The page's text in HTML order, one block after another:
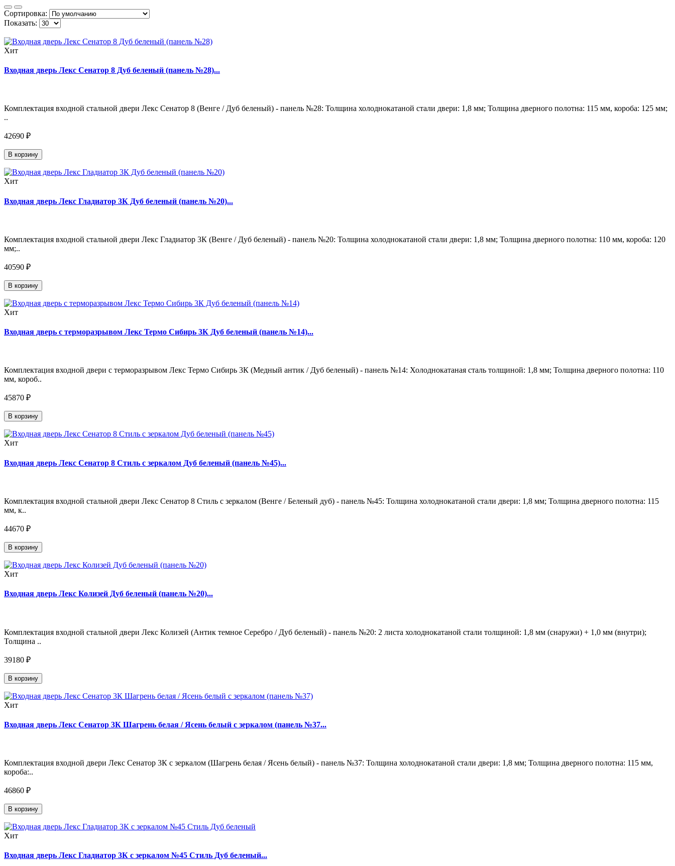
Сортировка:
Показать:
Хит
Входная дверь Лекс Сенатор 8 Дуб беленый (панель №28)...
Комплектация входной стальной двери Лекс Сенатор 8 (Венге / Дуб беленый) - панель №28: Толщина холоднокатаной стали двери: 1,8 мм; Толщина дверного полотна: 115 мм, короба: 125 мм;
..
42690 ₽
В корзину
Хит
Входная дверь Лекс Гладиатор 3К Дуб беленый (панель №20)...
Комплектация входной стальной двери Лекс Гладиатор 3К (Венге / Дуб беленый) - панель №20: Толщина холоднокатаной стали двери: 1,8 мм; Толщина дверного полотна: 110 мм, короба: 120
мм;..
40590 ₽
В корзину
Хит
Входная дверь с терморазрывом Лекс Термо Сибирь 3К Дуб беленый (панель №14)...
Комплектация входной двери с терморазрывом Лекс Термо Сибирь 3К (Медный антик / Дуб беленый) - панель №14: Холоднокатаная сталь толщиной: 1,8 мм; Толщина дверного полотна: 110
мм, короб..
45870 ₽
В корзину
Хит
Входная дверь Лекс Сенатор 8 Стиль с зеркалом Дуб беленый (панель №45)...
Комплектация входной стальной двери Лекс Сенатор 8 Стиль с зеркалом (Венге / Беленый дуб) - панель №45: Толщина холоднокатаной стали двери: 1,8 мм; Толщина дверного полотна: 115
мм, к..
44670 ₽
В корзину
Хит
Входная дверь Лекс Колизей Дуб беленый (панель №20)...
Комплектация входной стальной двери Лекс Колизей (Антик темное Серебро / Дуб беленый) - панель №20: 2 листа холоднокатаной стали толщиной: 1,8 мм (снаружи) + 1,0 мм (внутри);
Толщина ..
39180 ₽
В корзину
Хит
Входная дверь Лекс Сенатор 3К Шагрень белая / Ясень белый с зеркалом (панель №37...
Комплектация входной двери Лекс Сенатор 3К с зеркалом (Шагрень белая / Ясень белый) - панель №37: Толщина холоднокатаной стали двери: 1,8 мм; Толщина дверного полотна: 115 мм,
короба:..
46860 ₽
В корзину
Хит
Входная дверь Лекс Гладиатор 3К с зеркалом №45 Стиль Дуб беленый...